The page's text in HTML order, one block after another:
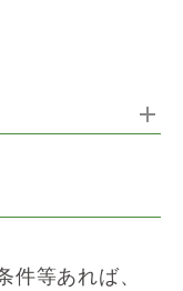
件等あれば、